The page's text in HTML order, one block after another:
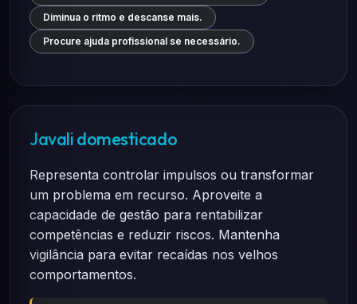
Diminua o ritmo e descanse mais.
Procure ajuda profissional se necessário.
Javali domesticado
Representa controlar impulsos ou transformar
um problema em recurso. Aproveite a
capacidade de gestão para rentabilizar
competências e reduzir riscos. Mantenha
vigilância para evitar recaídas nos velhos
comportamentos.